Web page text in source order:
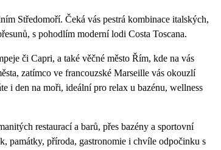
Středomoří. Čeká vás pestrá kombinace italských,
s pohodlím moderní lodi Costa Toscana.
či Capri, a také věčné město Řím, kde na vás
zatímco ve francouzské Marseille vás okouzlí
i den na moři, ideální pro relax u bazénu, wellness
restaurací a barů, přes bazény a sportovní
památky, příroda, gastronomie i chvíle odpočinku s